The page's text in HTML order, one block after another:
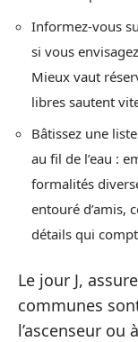
Informez-vous
si vous
Mieux vaut
libres sautent
Bâtissez une
au fil de l’eau :
formalités
entouré d’amis,
détails qui
Le jour J,
communes
l’ascenseur